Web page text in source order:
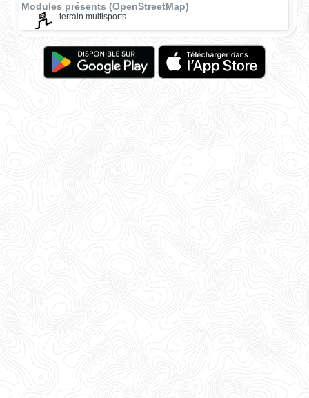
Modules présents (OpenStreetMap)
terrain multisports